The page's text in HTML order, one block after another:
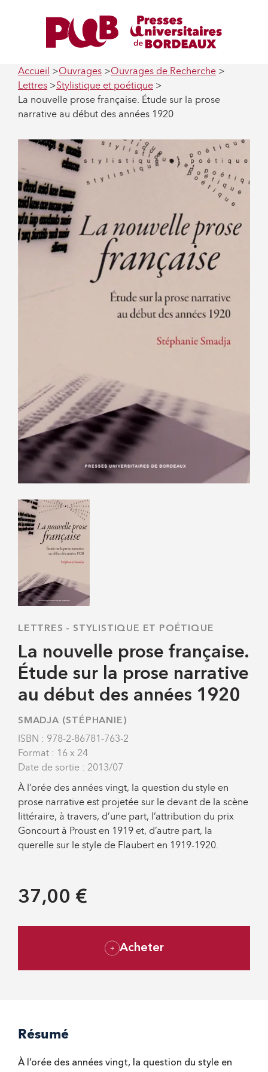
Accueil Ouvrages
Ouvrages de Recherche
Lettres
Stylistique et poétique
La nouvelle prose française. Étude sur la prose
narrative au début des années 1920
LETTRES -STYLISTIQUE ET POÉTIQUE
La nouvelle prose française.
Étude sur la prose narrative
au début des années 1920
SMADJA (STÉPHANIE)
ISBN : 978-2-86781-763-2
Format : 16 x 24
Date de sortie : 2013/07
À l’orée des années vingt, la question du style en
prose narrative est projetée sur le devant de la scène
littéraire, à travers, d’une part, l’attribution du prix
Goncourt à Proust en 1919 et, d’autre part, la
querelle sur le style de Flaubert en 1919-1920.
37,00 €
Acheter
Résumé
À l’orée des années vingt, la question du style en